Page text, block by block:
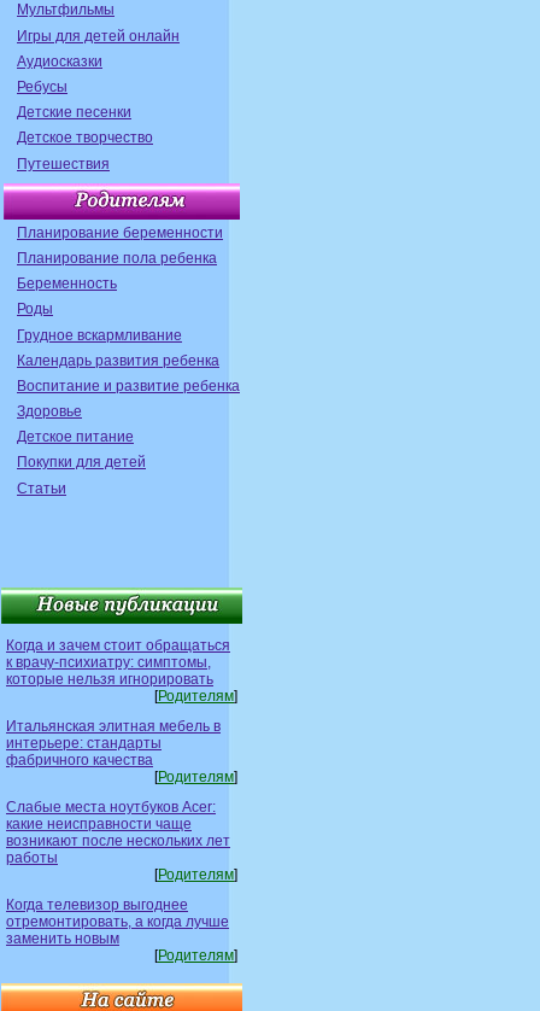
Мультфильмы
Игры для детей онлайн
Аудиосказки
Ребусы
Детские песенки
Детское творчество
Путешествия
Планирование беременности
Планирование пола ребенка
Беременность
Роды
Грудное вскармливание
Календарь развития ребенка
Воспитание и развитие ребенка
Здоровье
Детское питание
Покупки для детей
Статьи
Когда и зачем стоит обращаться
к врачу-психиатру: симптомы,
которые нельзя игнорировать
[Родителям]
Итальянская элитная мебель в
интерьере: стандарты
фабричного качества
[Родителям]
Слабые места ноутбуков Acer:
какие неисправности чаще
возникают после нескольких лет
работы
[Родителям]
Когда телевизор выгоднее
отремонтировать, а когда лучше
заменить новым
[Родителям]